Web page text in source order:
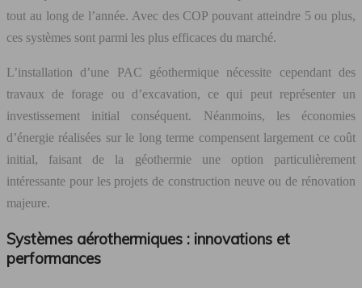
tout au long de l’année. Avec des COP pouvant atteindre 5 ou plus,
ces systèmes sont parmi les plus efficaces du marché.
L’installation d’une PAC géothermique nécessite cependant des
travaux de forage ou d’excavation, ce qui peut représenter un
investissement initial conséquent. Néanmoins, les économies
d’énergie réalisées sur le long terme compensent largement ce coût
initial, faisant de la géothermie une option particulièrement
intéressante pour les projets de construction neuve ou de rénovation
majeure.
Systèmes aérothermiques : innovations et
performances